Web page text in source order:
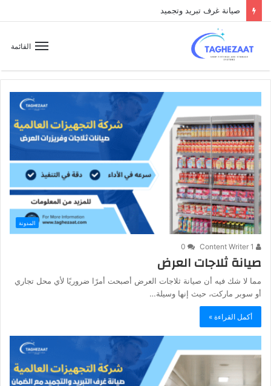
صيانة غرف تبريد وتجميد
القائمة
المدونة
0
صيانة ثلاجات العرض
مما لا شك فيه أن صيانة ثلاجات العرض أصبحت أمرًا ضروريًا لأي محل تجاري
أو سوبر ماركت، حيث إنها وسيلة…
أكمل القراءة »